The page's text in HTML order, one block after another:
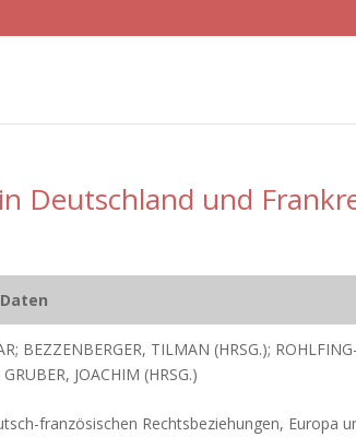
Deutschland und
BEZZENBERGER, TILMAN (HRSG.);
JOACHIM (HRSG.)
französischen Rechtsbeziehungen, Europa